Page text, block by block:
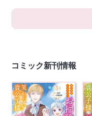
コミック新刊情報